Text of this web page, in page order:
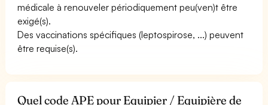
médicale à renouveler périodiquement peu(ven)t être
exigé(s).
Des vaccinations spécifiques (leptospirose, ...) peuvent
être requise(s).
Quel code APE pour Equipier / Equipière de